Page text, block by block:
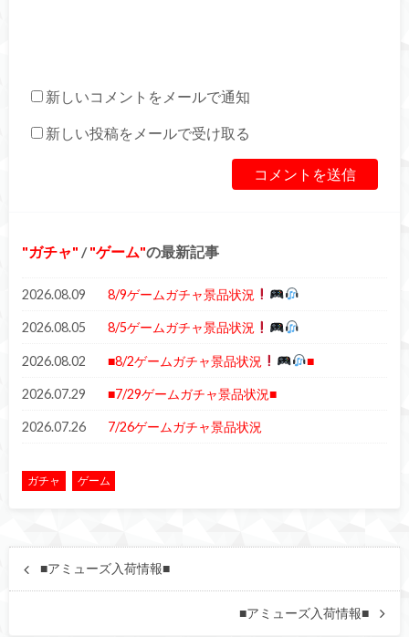
新しいコメントをメールで通知
新しい投稿をメールで受け取る
ガチャ / ゲーム の最新記事
2026.08.09 8/9ゲームガチャ景品状況
2026.08.05 8/5ゲームガチャ景品状況
2026.08.02 ■8/2ゲームガチャ景品状況 ■
2026.07.29 ■7/29ゲームガチャ景品状況■
2026.07.26 7/26ゲームガチャ景品状況
ガチャ ゲーム
■アミューズ入荷情報■
■アミューズ入荷情報■